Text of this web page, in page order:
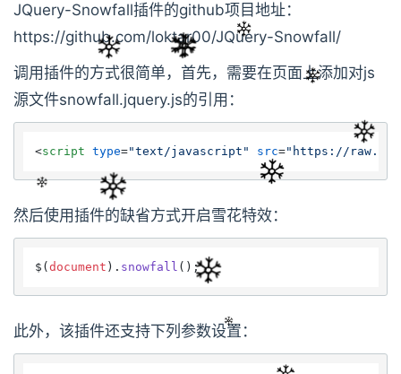
JQuery-Snowfall插件的github项目地址：
https://github.com/loktar00/JQuery-Snowfall/
调用插件的方式很简单，首先，需要在页面上添加对js
源文件snowfall.jquery.js的引用：
<script type="text/javascript" src="https://
然后使用插件的缺省方式开启雪花特效：
$(document ). snowfall ();
此外，该插件还支持下列参数设置：